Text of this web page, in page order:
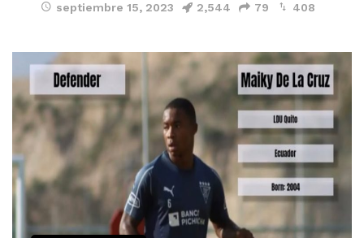
septiembre 15, 2023 2,544 79 408